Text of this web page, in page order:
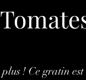
! Ce gratin est